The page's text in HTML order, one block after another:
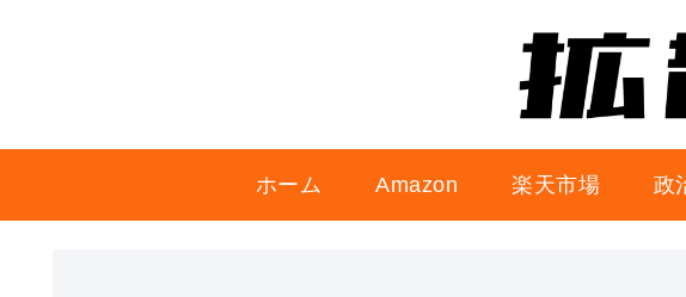
ホーム Amazon 楽天市場 政